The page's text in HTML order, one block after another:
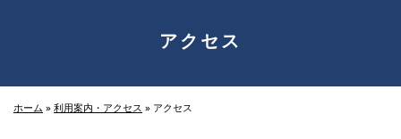
アクセス
ホーム » 利用案内・アクセス » アクセス